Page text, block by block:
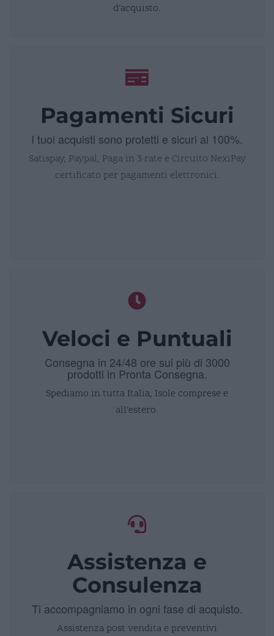
d’acquisto.
Pagamenti Sicuri
I tuoi acquisti sono protetti e sicuri al 100%.
Satispay, Paypal, Paga in 3 rate e Circuito NexiPay
certificato per pagamenti elettronici.
Veloci e Puntuali
Consegna in 24/48 ore sui più di 3000
prodotti in Pronta Consegna.
Spediamo in tutta Italia, Isole comprese e
all’estero.
Assistenza e
Consulenza
Ti accompagniamo in ogni fase di acquisto.
Assistenza post vendita e preventivi